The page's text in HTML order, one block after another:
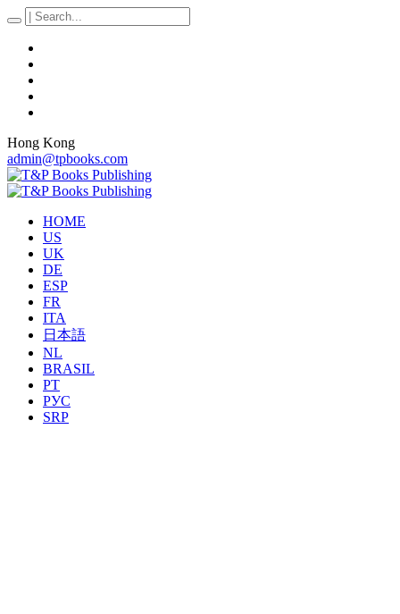
Hong Kong
admin@tpbooks.com
HOME
US
UK
DE
ESP
FR
ITA
日本語
NL
BRASIL
PT
РУС
SRP